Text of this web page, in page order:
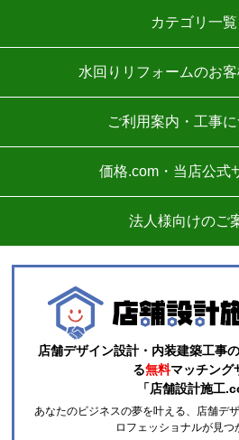
カテゴリ一覧
水回りリフォームのお
ご利用案内・工事
価格.com・当店公式
法人様向けのご
店舗デザイン設計・内装建築工事
る無料マッチング
「店舗設計施工
あなたのビジネスの夢を叶える、店舗デ
ロフェッショナルが見つ